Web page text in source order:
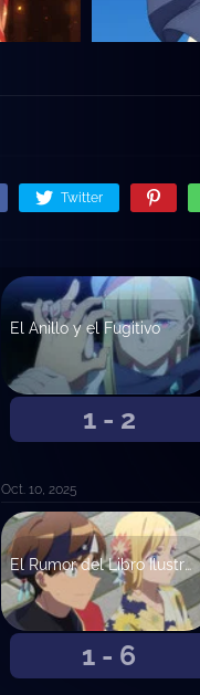
Twitter
1 - 2
El Anillo y el Fugitivo
Oct. 10, 2025
1 - 6
El Rumor del Libro Ilustrado